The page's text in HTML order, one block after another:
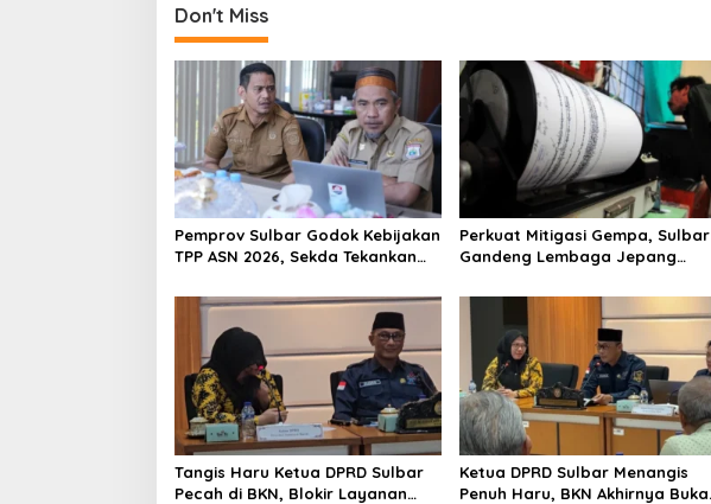
t
n
a
v
i
g
a
t
i
o
n
Don't Miss
Pemprov Sulbar Godok Kebijakan
TPP ASN 2026, Sekda Tekankan
Perkuat Mitigasi Gempa, Sulbar
Gandeng Lembaga Jepang
Kantor Gubernur
Tangis Haru Ketua DPRD Sulbar
Pecah di BKN, Blokir Layanan
Ketua DPRD Sulbar Menangis
Penuh Haru, BKN Akhirnya Buka